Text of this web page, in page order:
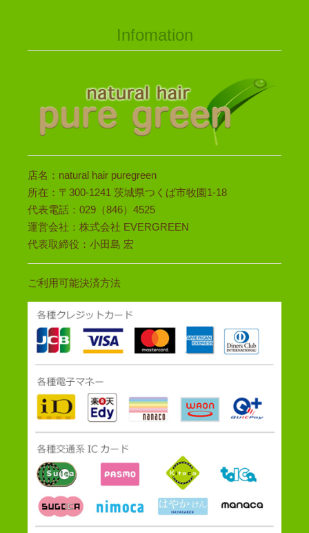
Infomation
店名：natural hair puregreen
所在：〒300-1241 茨城県つくば市牧園1-18
代表電話：029（846）4525
運営会社：株式会社 EVERGREEN
代表取締役：小田島 宏
ご利用可能決済方法